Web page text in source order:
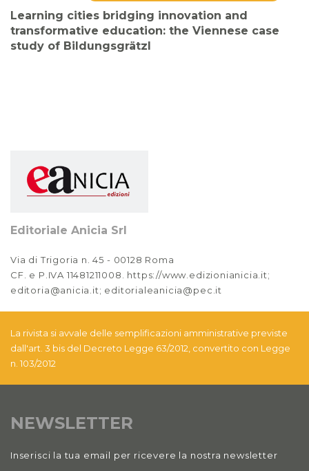
Learning cities bridging innovation and
transformative education: the Viennese case
study of Bildungsgrätzl
Editoriale Anicia Srl
Via di Trigoria n. 45 - 00128 Roma
CF. e P.IVA 11481211008. https://www.edizionianicia.it;
editoria@anicia.it; editorialeanicia@pec.it
La rivista si avvale delle semplificazioni amministrative previste
dall'art. 3 bis del Decreto Legge 63/2012, convertito con Legge
n. 103/2012
NEWSLETTER
Inserisci la tua email per ricevere la nostra newsletter